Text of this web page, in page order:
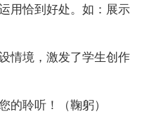
用恰到好处。如：展示
境，激发了学生创作
聆听！（鞠躬）